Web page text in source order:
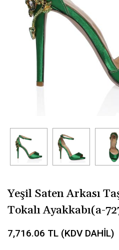
Yeşil Saten Arkası
Tokalı Ayakkabı(a-
7,716.06 TL (KDV DAHİL)